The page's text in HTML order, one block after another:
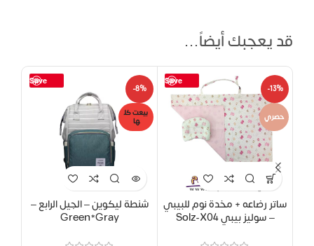
قد يعجبك أيضاً…
Save
-13%
حصري
ساتر رضاعه + مخدة نوم للبيبي
– سوليز بيبي Solz-X04
Save
-8%
بيعت كل
ها
شنطة ليكوين – الجيل الرابع –
Green*Gray